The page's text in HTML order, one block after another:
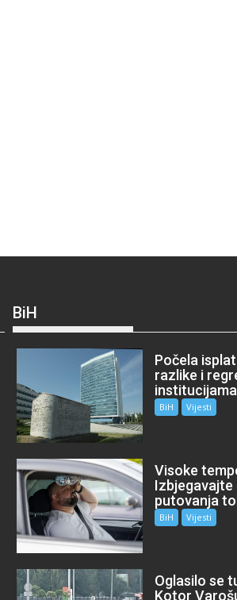
BiH
Počela
razlike i
BiH Vijesti
Visoke
Izbjegavajte
putovanja
BiH Vijesti
Oglasilo se
Kotor